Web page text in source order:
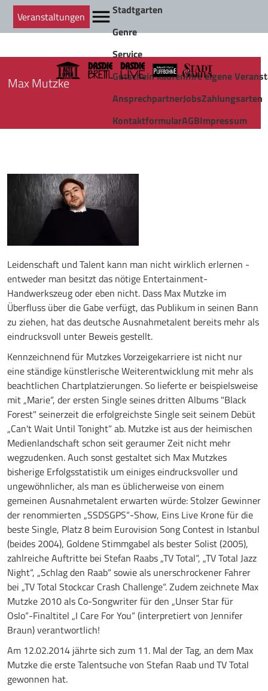
Veranstaltungen
Stadtgarten
Genre
Service
Gutschein kaufenIhre eigene
AnsprechpartnerJobsZahlungsarten
KontaktformularAGBImpressum
Max Mutzke
Leidenschaft und Talent kann man nicht wirklich erlernen -
entweder man besitzt das nötige Entertainment-
Handwerkszeug oder eben nicht. Dass Max Mutzke im
Überfluss über die Gabe verfügt, das Publikum in seinen Bann
zu ziehen, hat das deutsche Ausnahmetalent bereits mehr als
eindrucksvoll unter Beweis gestellt.
Kennzeichnend für Mutzkes Vorzeigekarriere ist nicht nur
eine ständige künstlerische Weiterentwicklung mit mehr als
beachtlichen Chartplatzierungen. So lieferte er beispielsweise
mit „Marie“, der ersten Single seines dritten Albums "Black
Forest" seinerzeit die erfolgreichste Single seit seinem Debüt
„Can't Wait Until Tonight“ ab. Mutzke ist aus der heimischen
Medienlandschaft schon seit geraumer Zeit nicht mehr
wegzudenken. Auch sonst gestaltet sich Max Mutzkes
bisherige Erfolgsstatistik um einiges eindrucksvoller und
ungewöhnlicher, als man es üblicherweise von einem
gemeinen Ausnahmetalent erwarten würde: Stolzer Gewinner
der renommierten „SSDSGPS“-Show, Eins Live Krone für die
beste Single, Platz 8 beim Eurovision Song Contest in Istanbul
(beides 2004), Goldene Stimmgabel als bester Solist (2005),
zahlreiche Auftritte bei Stefan Raabs „TV Total“, „TV Total Jazz
Night“, „Schlag den Raab“ sowie als unerschrockener Fahrer
bei „TV Total Stockcar Crash Challenge“. Zudem zeichnete Max
Mutzke 2010 als Co-Songwriter für den „Unser Star für
Oslo“-Finaltitel „I Care For You“ (interpretiert von Jennifer
Braun) verantwortlich!
Am 12.02.2014 jährte sich zum 11. Mal der Tag, an dem Max
Mutzke die erste Talentsuche von Stefan Raab und TV Total
gewonnen hat.